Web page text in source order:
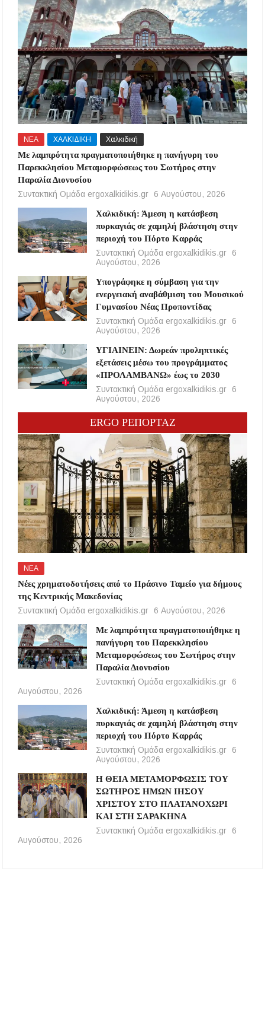
ΝΕΑ ΧΑΛΚΙΔΙΚΗ Χαλκιδική
Με λαμπρότητα πραγματοποιήθηκε η πανήγυρη του
Παρεκκλησίου Μεταμορφώσεως του Σωτήρος στην
Παραλία Διονυσίου
Συντακτική Ομάδα ergoxalkidikis.gr
6 Αυγούστου, 2026
Χαλκιδική: Άμεση η κατάσβεση
πυρκαγιάς σε χαμηλή βλάστηση στην
περιοχή του Πόρτο Καρράς
Συντακτική Ομάδα ergoxalkidikis.gr
6
Αυγούστου, 2026
Υπογράφηκε η σύμβαση για την
ενεργειακή αναβάθμιση του Μουσικού
Γυμνασίου Νέας Προποντίδας
Συντακτική Ομάδα ergoxalkidikis.gr
6
Αυγούστου, 2026
ΥΓΙΑΙΝΕΙΝ: Δωρεάν προληπτικές
εξετάσεις μέσω του προγράμματος
«ΠΡΟΛΑΜΒΑΝΩ» έως το 2030
Συντακτική Ομάδα ergoxalkidikis.gr
6
Αυγούστου, 2026
ERGO ΡΕΠΟΡΤΑΖ
ΝΕΑ
Νέες χρηματοδοτήσεις από το Πράσινο Ταμείο για δήμους
της Κεντρικής Μακεδονίας
Συντακτική Ομάδα ergoxalkidikis.gr
6 Αυγούστου, 2026
Με λαμπρότητα πραγματοποιήθηκε η
πανήγυρη του Παρεκκλησίου
Μεταμορφώσεως του Σωτήρος στην
Παραλία Διονυσίου
Συντακτική Ομάδα ergoxalkidikis.gr
6
Αυγούστου, 2026
Χαλκιδική: Άμεση η κατάσβεση
πυρκαγιάς σε χαμηλή βλάστηση στην
περιοχή του Πόρτο Καρράς
Συντακτική Ομάδα ergoxalkidikis.gr
6
Αυγούστου, 2026
Η ΘΕΙΑ ΜΕΤΑΜΟΡΦΩΣΙΣ ΤΟΥ
ΣΩΤΗΡΟΣ ΗΜΩΝ ΙΗΣΟΥ
ΧΡΙΣΤΟΥ ΣΤΟ ΠΛΑΤΑΝΟΧΩΡΙ
ΚΑΙ ΣΤΗ ΣΑΡΑΚΗΝΑ
Συντακτική Ομάδα ergoxalkidikis.gr
6
Αυγούστου, 2026